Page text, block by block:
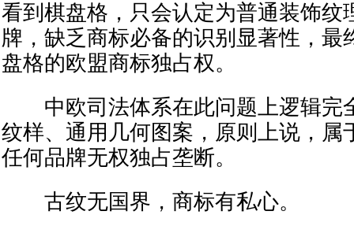
看到棋盘格，只会认定为普通装饰纹
牌，缺乏商标必备的识别显著性，最
盘格的欧盟商标独占权。
中欧司法体系在此问题上逻辑完
纹样、通用几何图案，原则上说，属
任何品牌无权独占垄断。
古纹无国界，商标有私心。